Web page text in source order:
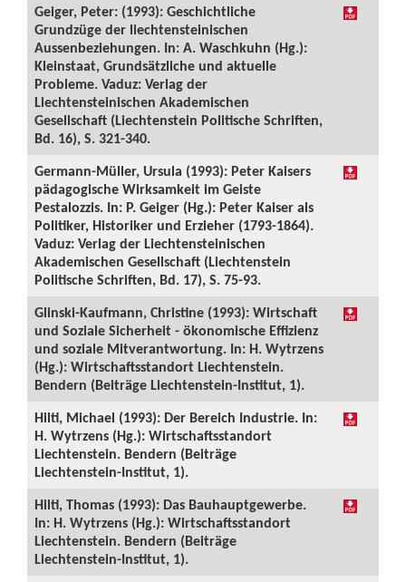
Geiger, Peter: (1993): Geschichtliche
Grundzüge der liechtensteinischen
Aussenbeziehungen. In: A. Waschkuhn (Hg.):
Kleinstaat, Grundsätzliche und aktuelle
Probleme. Vaduz: Verlag der
Liechtensteinischen Akademischen
Gesellschaft (Liechtenstein Politische Schriften,
Bd. 16), S. 321-340.
Germann-Müller, Ursula (1993): Peter Kaisers
pädagogische Wirksamkeit im Geiste
Pestalozzis. In: P. Geiger (Hg.): Peter Kaiser als
Politiker, Historiker und Erzieher (1793-1864).
Vaduz: Verlag der Liechtensteinischen
Akademischen Gesellschaft (Liechtenstein
Politische Schriften, Bd. 17), S. 75-93.
Glinski-Kaufmann, Christine (1993): Wirtschaft
und Soziale Sicherheit - ökonomische Effizienz
und soziale Mitverantwortung. In: H. Wytrzens
(Hg.): Wirtschaftsstandort Liechtenstein.
Bendern (Beiträge Liechtenstein-Institut, 1).
Hilti, Michael (1993): Der Bereich Industrie. In:
H. Wytrzens (Hg.): Wirtschaftsstandort
Liechtenstein. Bendern (Beiträge
Liechtenstein-Institut, 1).
Hilti, Thomas (1993): Das Bauhauptgewerbe.
In: H. Wytrzens (Hg.): Wirtschaftsstandort
Liechtenstein. Bendern (Beiträge
Liechtenstein-Institut, 1).